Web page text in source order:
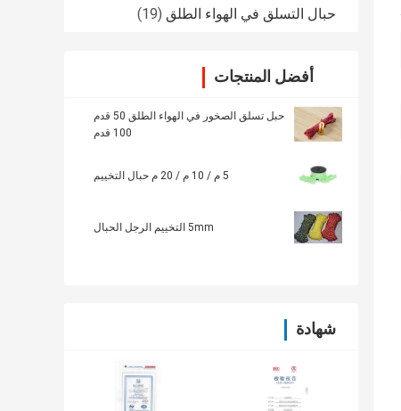
حبال التسلق في الهواء الطلق (19)
أفضل المنتجات
حبل تسلق الصخور في الهواء الطلق 50 قدم
100 قدم
5 م / 10 م / 20 م حبال التخييم
5mm التخييم الرجل الحبال
شهادة